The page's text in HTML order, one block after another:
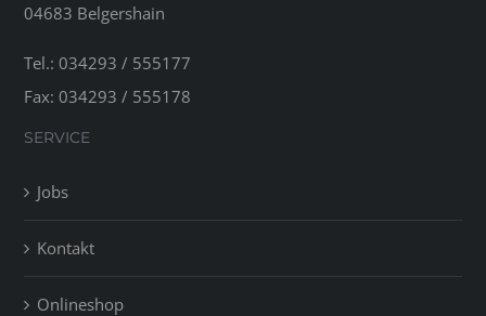
04683 Belgershain
Tel.: 034293 / 555177
Fax: 034293 / 555178
SERVICE
Jobs
Kontakt
Onlineshop